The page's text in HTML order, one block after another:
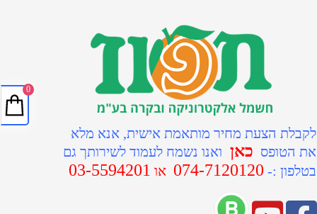
לקבלת הצעת מחיר מותאמת אישית, אנא מלא
את הטופס כאן ואנו נשמח לעמוד לשירותך גם
בטלפון :- 074-7120120 או 03-5594201
0